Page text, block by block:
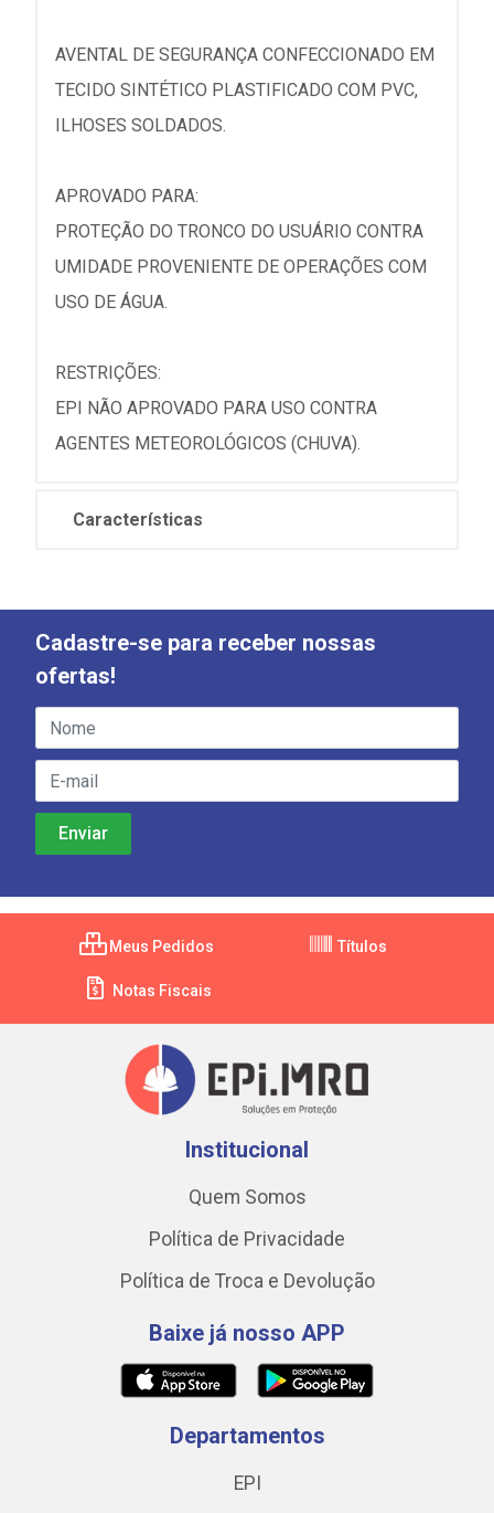
AVENTAL DE SEGURANÇA CONFECCIONADO EM
TECIDO SINTÉTICO PLASTIFICADO COM PVC,
ILHOSES SOLDADOS.
APROVADO PARA:
PROTEÇÃO DO TRONCO DO USUÁRIO CONTRA
UMIDADE PROVENIENTE DE OPERAÇÕES COM
USO DE ÁGUA.
RESTRIÇÕES:
EPI NÃO APROVADO PARA USO CONTRA
AGENTES METEOROLÓGICOS (CHUVA).
Características
Cadastre-se para receber nossas
ofertas!
Meus Pedidos Títulos
Notas Fiscais
Institucional
Quem Somos
Política de Privacidade
Política de Troca e Devolução
Baixe já nosso APP
Departamentos
EPI